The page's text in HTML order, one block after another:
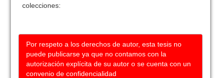
colecciones:
Por respeto a los derechos de autor, esta tesis no
puede publicarse ya que no contamos con la
autorización explícita de su autor o se cuenta con un
convenio de confidencialidad